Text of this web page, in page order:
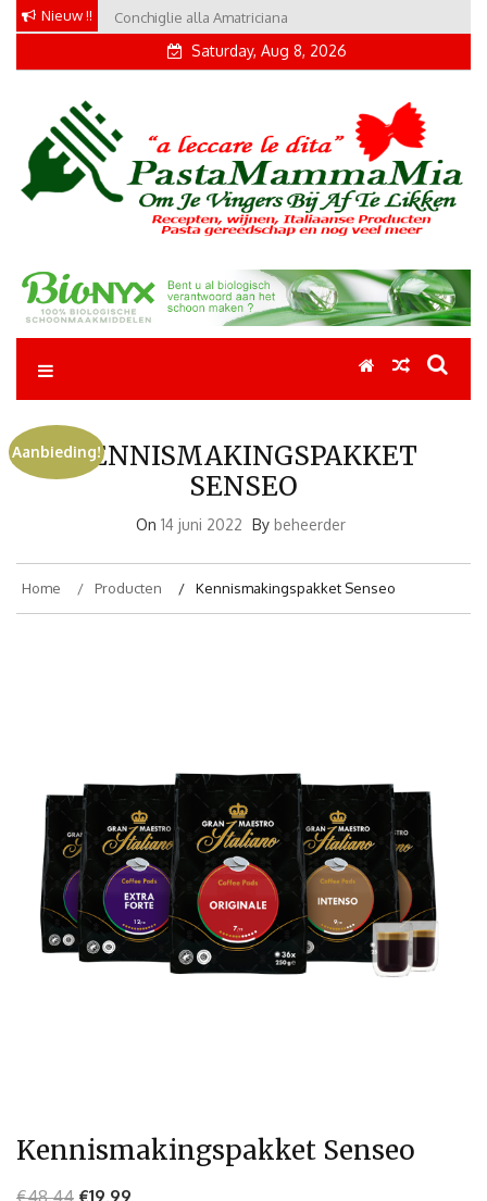
Skip
content
Nieuw !! Conchiglie alla Amatriciana
Tortellini con Proscuitto
Saturday, Aug 8, 2026
Pastamammamia
Pastarecepten om je vingers bij af te likken
KENNISMAKINGSPAKKET
SENSEO
On 14 juni 2022 By beheerder
Home Producten Kennismakingspakket Senseo
Aanbieding!
Kennismakingspakket Senseo